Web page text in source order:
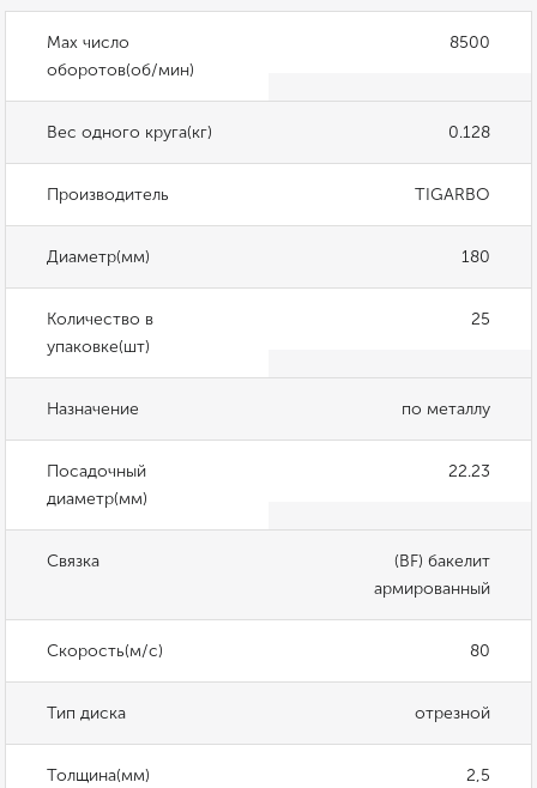
Max число
оборотов(об/мин)
8500
Вес одного круга(кг) 0.128
Производитель TIGARBO
Диаметр(мм) 180
Количество в
упаковке(шт)
25
Назначение по металлу
Посадочный
диаметр(мм)
22.23
Связка
(BF) бакелит
армированный
Скорость(м/с) 80
Тип диска отрезной
Толщина(мм) 2,5